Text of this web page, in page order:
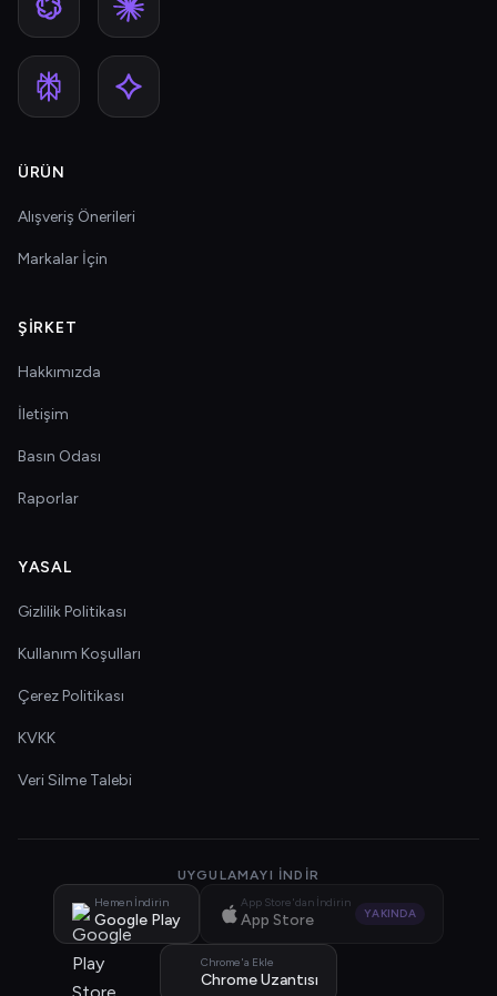
ÜRÜN
Alışveriş Önerileri
Markalar İçin
ŞIRKET
Hakkımızda
İletişim
Basın Odası
Raporlar
YASAL
Gizlilik Politikası
Kullanım Koşulları
Çerez Politikası
KVKK
Veri Silme Talebi
UYGULAMAYI İNDIR
Hemen İndirin
Google Play
App Store'dan İndirin
App Store YAKINDA
Chrome'a Ekle
Chrome Uzantısı